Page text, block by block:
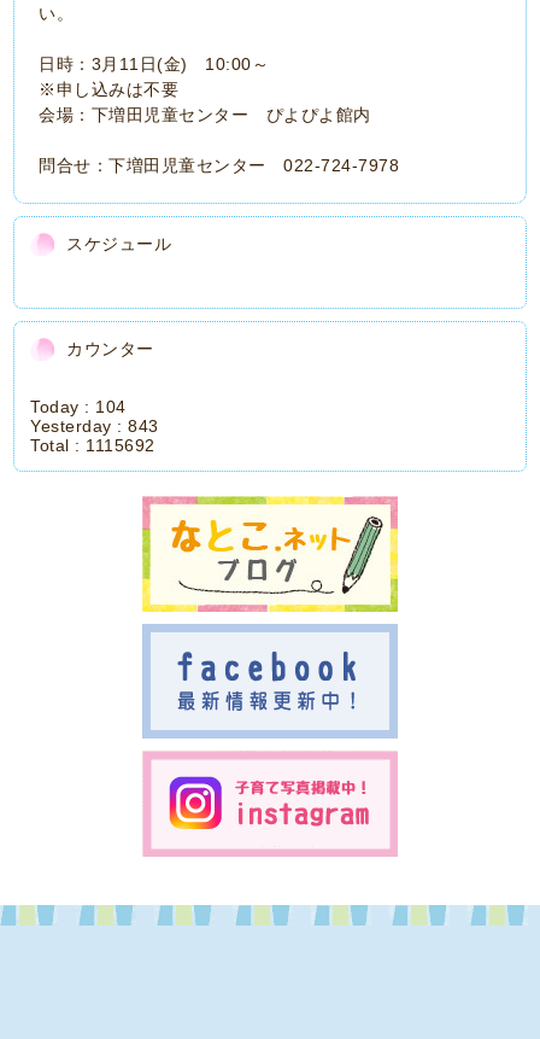
い。
日時：3月11日(金) 10:00～
※申し込みは不要
会場：下増田児童センター ぴよぴよ館内
問合せ：下増田児童センター 022-724-7978
スケジュール
カウンター
Today : 104
Yesterday :843
Total : 1115692